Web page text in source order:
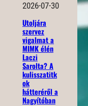
2026-07-30
Utoljára
szervez
vigalmat a
MIMK élén
Laczi
Sarolta? A
kulisszatitk
ok
hátteréről a
Nagyítóban